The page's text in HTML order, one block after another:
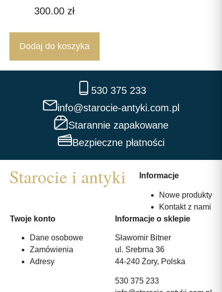
300.00 zł
Dodaj do koszyka
530 375 233
info@starocie-antyki.com.pl
Starannie zapakowane
Bezpieczne płatności
Informacje
Nowe produkty
Kontakt z nami
Twoje konto
Dane osobowe
Zamówienia
Adresy
Informacje o sklepie
Sławomir Bitner
ul. Srebrna 36
44-240 Żory, Polska
530 375 233